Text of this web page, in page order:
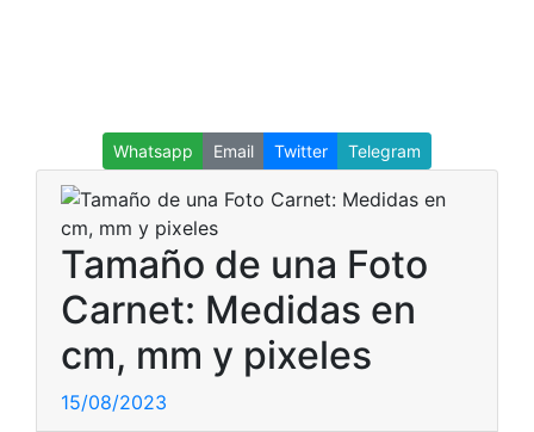
Whatsapp Email Twitter Telegram
Tamaño de una Foto
Carnet: Medidas en
cm, mm y pixeles
15/08/2023